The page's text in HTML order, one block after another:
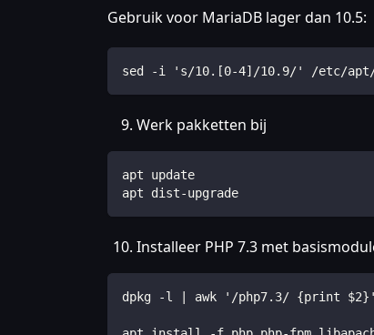
Gebruik voor MariaDB lager dan 10.5:
sed -i 's/10.[0-4]/10.9/' /etc/
Werk pakketten bij
apt update
apt dist-upgrade
Installeer PHP 7.3 met
dpkg -l | awk '/php7.3/ {print